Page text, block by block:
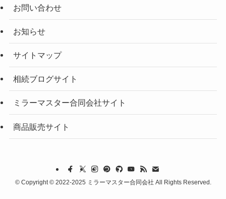
お問い合わせ
お知らせ
サイトマップ
相続ブログサイト
ミラーマスター合同会社サイト
商品販売サイト
©Copyright © 2022-2025 ミラーマスター合同会社 All Rights Reserved.